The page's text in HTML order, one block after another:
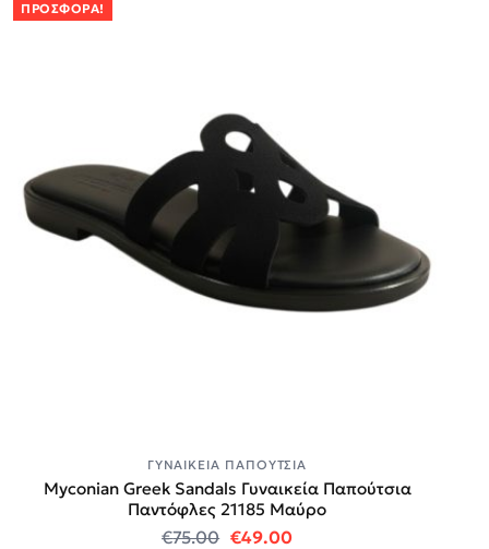
ΠΡΟΣΦΟΡΆ!
ΓΥΝΑΙΚΕΊΑ ΠΑΠΟΎΤΣΙΑ
Myconian Greek Sandals Γυναικεία Παπούτσια
Παντόφλες 21185 Μαύρο
€75.00 Original price was: €75.00.
€49.00Η τρέχουσα τιμή